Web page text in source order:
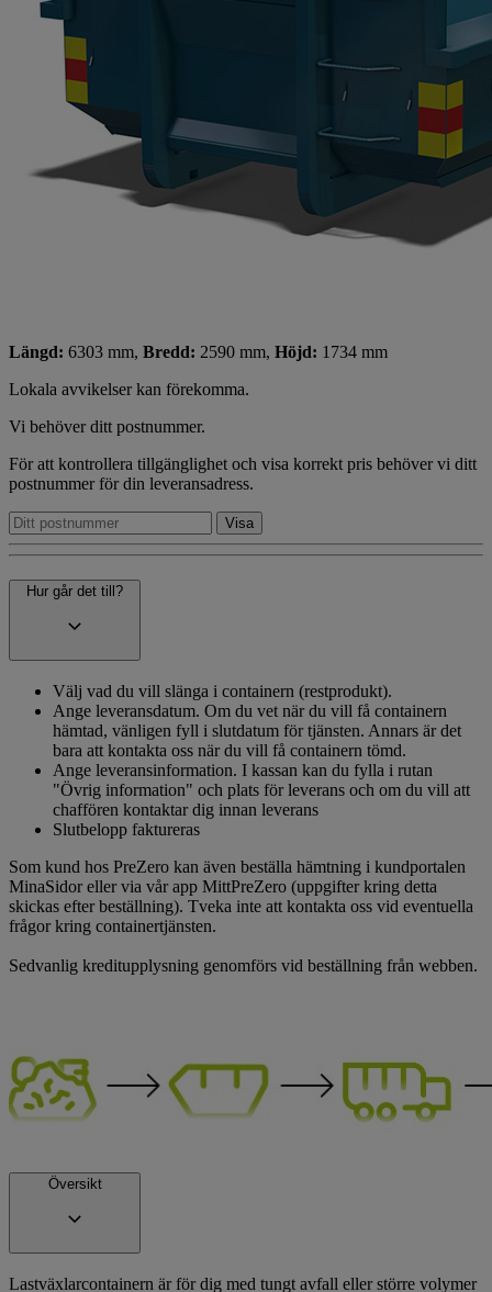
Längd: 6303 mm, Bredd: 2590 mm, Höjd: 1734 mm
Lokala avvikelser kan förekomma.
Vi behöver ditt postnummer.
För att kontrollera tillgänglighet och visa korrekt pris behöver vi ditt
postnummer för din leveransadress.
Hur går det till?
Välj vad du vill slänga i containern (restprodukt).
Ange leveransdatum. Om du vet när du vill få containern
hämtad, vänligen fyll i slutdatum för tjänsten. Annars är det
bara att kontakta oss när du vill få containern tömd.
Ange leveransinformation. I kassan kan du fylla i rutan
"Övrig information" och plats för leverans och om du vill att
chaffören kontaktar dig innan leverans
Slutbelopp faktureras
Som kund hos PreZero kan även beställa hämtning i kundportalen
MinaSidor eller via vår app MittPreZero (uppgifter kring detta
skickas efter beställning). Tveka inte att kontakta oss vid eventuella
frågor kring containertjänsten.
Sedvanlig kreditupplysning genomförs vid beställning från webben.
Översikt
Lastväxlarcontainern är för dig med tungt avfall eller större volymer